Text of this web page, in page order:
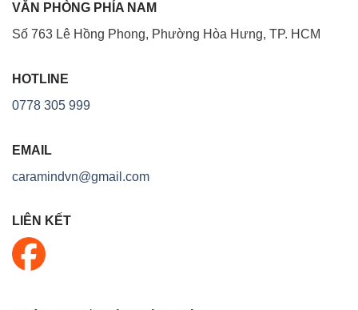
VĂN PHÒNG PHÍA NAM
Số 763 Lê Hồng Phong, Phường Hòa Hưng, TP. HCM
HOTLINE
0778 305 999
EMAIL
caramindvn@gmail.com
LIÊN KẾT